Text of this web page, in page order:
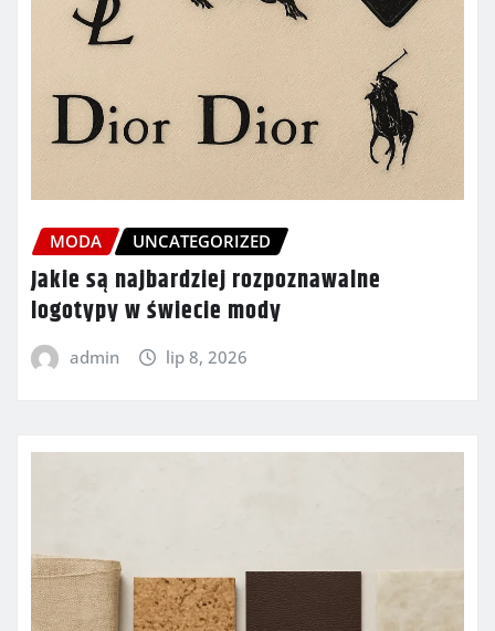
MODA UNCATEGORIZED
Jakie są najbardziej rozpoznawalne
logotypy w świecie mody
admin lip 8, 2026